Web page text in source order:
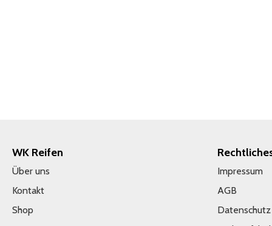
WK Reifen
Über uns
Kontakt
Shop
Impressum
AGB
Datenschutz